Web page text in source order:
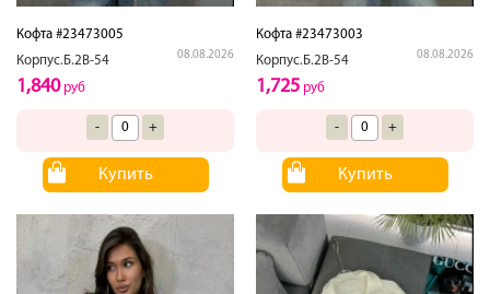
Кофта #23473005
Корпус.Б.2В-54
08.08.2026
1,840руб
- +
Купить
Кофта #23473003
Корпус.Б.2В-54
08.08.2026
1,725 руб
- +
Купить